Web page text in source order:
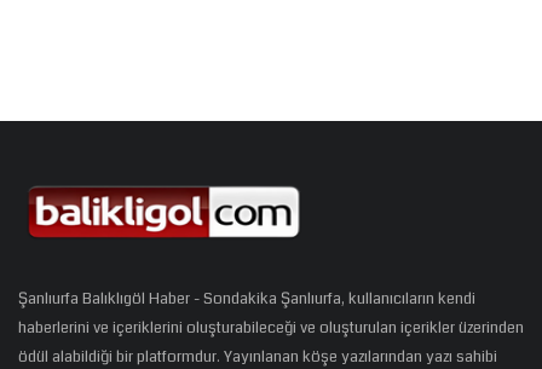
Şanlıurfa Balıklıgöl Haber - Sondakika Şanlıurfa, kullanıcıların kendi
haberlerini ve içeriklerini oluşturabileceği ve oluşturulan içerikler üzerinden
ödül alabildiği bir platformdur. Yayınlanan köşe yazılarından yazı sahibi